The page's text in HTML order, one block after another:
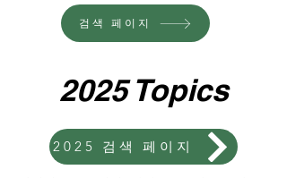
검색 페이지
2025 Topics
2025 검색 페이지